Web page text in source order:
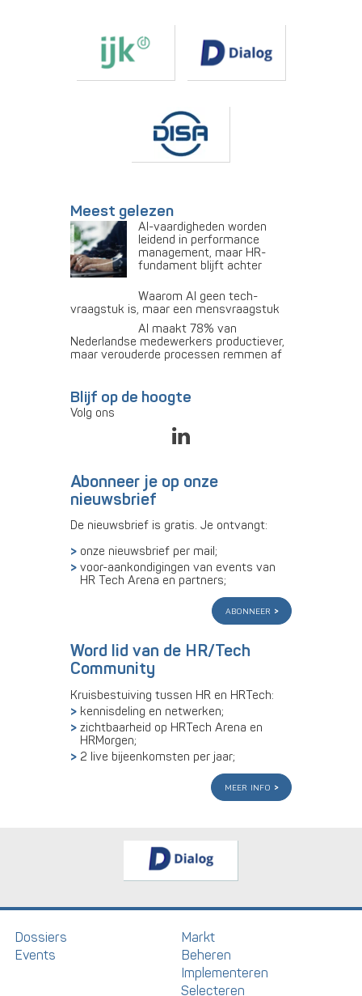
Meest gelezen
AI-vaardigheden worden
leidend in performance
management, maar HR-
fundament blijft achter
Waarom AI geen tech-
vraagstuk is, maar een mensvraagstuk
AI maakt 78% van
Nederlandse medewerkers productiever,
maar verouderde processen remmen af
Blijf op de hoogte
Volg ons
Abonneer je op onze
nieuwsbrief
De nieuwsbrief is gratis. Je ontvangt:
onze nieuwsbrief per mail;
voor-aankondigingen van events van
HR Tech Arena en partners;
abonneer
Word lid van de HR/Tech
Community
Kruisbestuiving tussen HR en HRTech:
kennisdeling en netwerken;
zichtbaarheid op HRTech Arena en
HRMorgen;
2 live bijeenkomsten per jaar;
meer info
Dossiers
Events
Markt
Beheren
Implementeren
Selecteren